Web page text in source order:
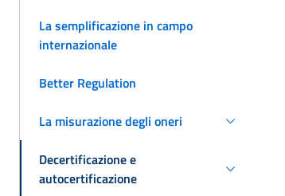
La semplificazione in campo
internazionale
Better Regulation
La misurazione degli oneri
Decertificazione e
autocertificazione